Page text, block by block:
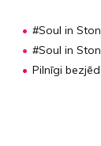
#Soul in
#Soul in
Pilnīgi